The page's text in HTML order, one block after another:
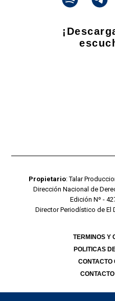
Propietario: Talar
Dirección Nacional de
Edición Nº -
Director Periodístico de El
TERMINOS Y
POLITICAS
CONTACTO